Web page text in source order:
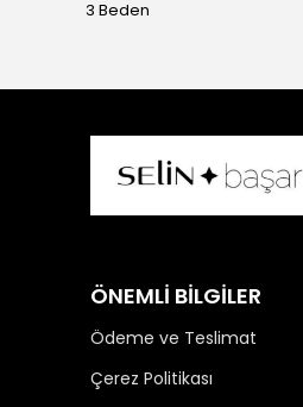
3 Beden
ÖNEMLİ BİLGİLER
Ödeme ve Teslimat
Çerez Politikası